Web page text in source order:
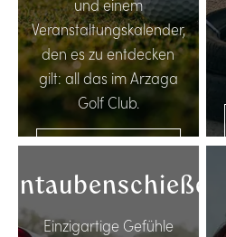
und einem
Veranstaltungskalender,
den es zu entdecken
gilt: all das im Arzaga
Golf Club.
WEBSITE
BESUCHEN
Einzigartige Gefühle